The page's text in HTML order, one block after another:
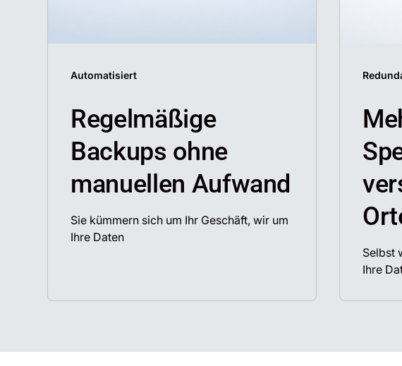
Automatisiert
Regelmäßige
Backups ohne
manuellen Aufwand
Sie kümmern sich um Ihr Geschäft, wir um
Ihre Daten
Selbst
Ihre